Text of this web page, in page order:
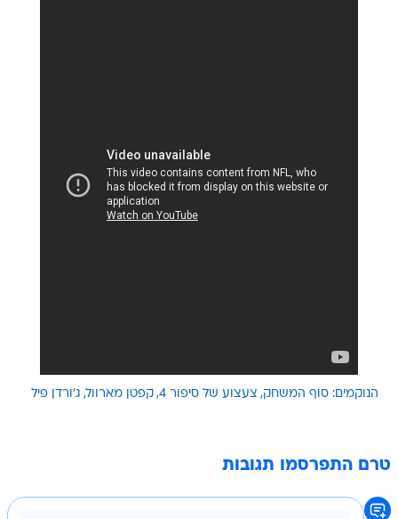
הנוקמים: סוף המשחק צעצוע של סיפור 4 קפטן מארוול ג'ורדן פיל
טרם התפרסמו תגובות